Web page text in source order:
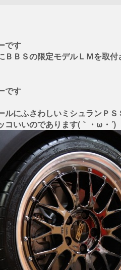
です
ＢＳの限定モデルＬＭを取付
です
ルにふさわしいミシュランＰＳ
コいいのであります(｀・ω・´)